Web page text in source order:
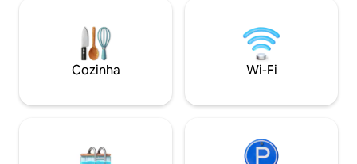
áreas de lazer para crianças. O
apartamento conta com cozinha
totalmente equipada, Wi-Fi 5G, Smart
TV e varanda privativa, a poucos passos
da praia.
uma bicicleta ou
indo para Palm e
estão a 2 minutos
acesso a
Cozinha Wi-Fi